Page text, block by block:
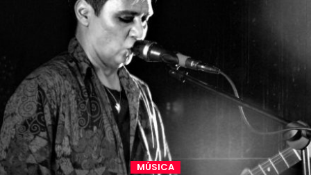
MÚSICA